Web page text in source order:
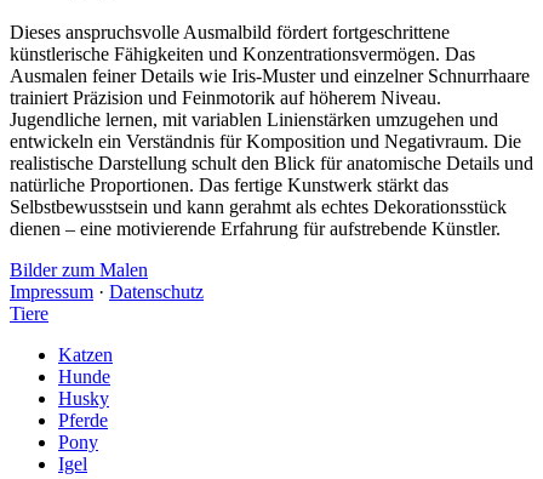
Dieses anspruchsvolle Ausmalbild fördert fortgeschrittene
künstlerische Fähigkeiten und Konzentrationsvermögen. Das
Ausmalen feiner Details wie Iris-Muster und einzelner Schnurrhaare
trainiert Präzision und Feinmotorik auf höherem Niveau.
Jugendliche lernen, mit variablen Linienstärken umzugehen und
entwickeln ein Verständnis für Komposition und Negativraum. Die
realistische Darstellung schult den Blick für anatomische Details und
natürliche Proportionen. Das fertige Kunstwerk stärkt das
Selbstbewusstsein und kann gerahmt als echtes Dekorationsstück
dienen – eine motivierende Erfahrung für aufstrebende Künstler.
Bilder zum Malen
Impressum · Datenschutz
Tiere
Katzen
Hunde
Husky
Pferde
Pony
Igel